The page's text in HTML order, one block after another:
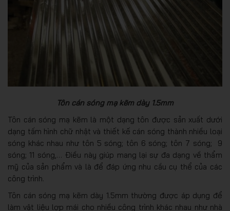
Tôn cán sóng mạ kẽm dày 1.5mm
Tôn cán sóng mạ kẽm là một dạng tôn được sản xuất dưới
dạng tấm hình chữ nhật và thiết kế cán sóng thành nhiều loại
sóng khác nhau như tôn 5 sóng; tôn 6 sóng; tôn 7 sóng; 9
sóng; 11 sóng,… Điều này giúp mang lại sự đa dạng về thẩm
mỹ của sản phẩm và là để đáp ứng nhu cầu cụ thể của các
công trình.
Tôn cán sóng mạ kẽm dày 1.5mm thường được áp dụng để
làm vật liệu lợp mái cho nhiều công trình khác nhau như nhà